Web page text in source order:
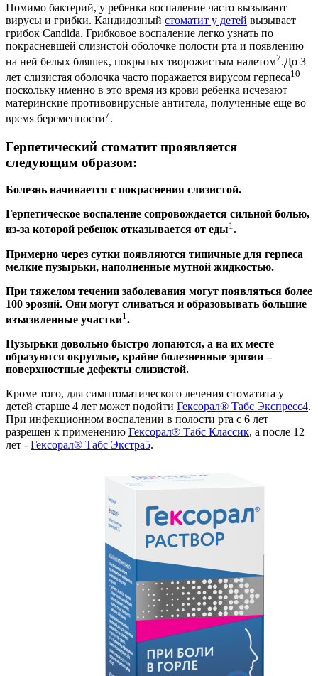
Помимо бактерий, у ребенка воспаление часто вызывают
вирусы и грибки. Кандидозный стоматит у детей вызывает
грибок Candida. Грибковое воспаление легко узнать по
покрасневшей слизистой оболочке полости рта и появлению
на ней белых бляшек, покрытых творожистым налетом7.До 3
лет слизистая оболочка часто поражается вирусом герпеса10
поскольку именно в это время из крови ребенка исчезают
материнские противовирусные антитела, полученные еще во
время беременности7.
Герпетический стоматит проявляется
следующим образом:
Болезнь начинается с покраснения слизистой.
Герпетическое воспаление сопровождается сильной болью,
из-за которой ребенок отказывается от еды1.
Примерно через сутки появляются типичные для герпеса
мелкие пузырьки, наполненные мутной жидкостью.
При тяжелом течении заболевания могут появляться более
100 эрозий. Они могут сливаться и образовывать большие
изъязвленные участки1 .
Пузырьки довольно быстро лопаются, а на их месте
образуются округлые, крайне болезненные эрозии –
поверхностные дефекты слизистой.
Кроме того, для симптоматического лечения стоматита у
детей старше 4 лет может подойти Гексорал® Табс Экспресс4.
При инфекционном воспалении в полости рта с 6 лет
разрешен к применению Гексорал® Табс Классик, а после 12
лет - Гексорал® Табс Экстра5.